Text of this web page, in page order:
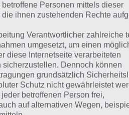
Personen mittels dieser
ihnen zustehenden Rechte
Verantwortlicher zahlreiche
umgesetzt, um einen
diese Internetseite verarbeiteten
Dennoch können
grundsätzlich
Schutz nicht gewährleistet
betroffenen Person frei,
auf alternativen Wegen,